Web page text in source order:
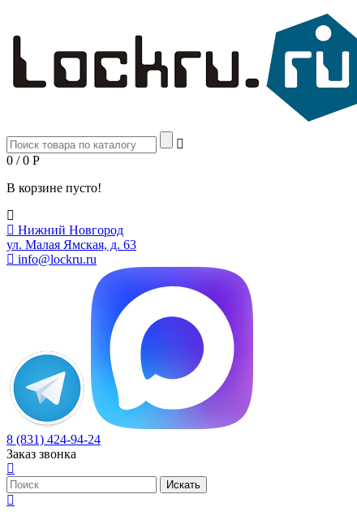
0 / 0 Р
В корзине пусто!
Нижний Новгород
ул. Малая Ямская, д. 63
info@lockru.ru
8 (831) 424-94-24
Заказ звонка